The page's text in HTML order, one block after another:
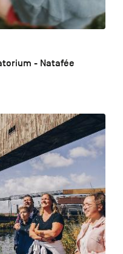
- Natafée